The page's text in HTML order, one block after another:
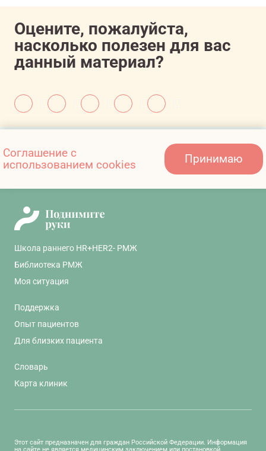
Оцените, пожалуйста,
насколько полезен для вас
данный материал?
Также вам может быть
интересно:
Школа раннего HR+HER2- РМЖ
Библиотека РМЖ
Моя ситуация
Поддержка
Опыт пациентов
Для близких пациента
Словарь
Карта клиник
Этот сайт предназначен для граждан Российской Федерации. Информация
на сайте не является медицинским заключением или постановкой
Соглашение с
использованием cookies
Принимаю